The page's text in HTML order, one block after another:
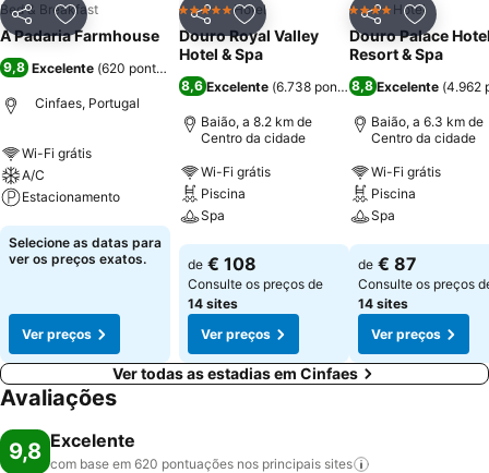
PartilharAdicionar aos favoritos
Bed & Breakfast
A Padaria Farmhouse
9,8 Excelente (620 pontuações
Cinfaes, Portugal
Wi-Fi grátis
A/C
Estacionamento
Ver preços
Selecione as datas para
ver os preços exatos.
Ver preços
PartilharAdicionar aos favoritos
5 EstrelasHotel
Douro Royal Valley
Hotel & Spa
8,6 Excelente (6.738 pontuações)
Baião, a 8.2 km de
Centro da cidade
Wi-Fi grátis
Piscina
Spa
Ver preços
de € 108
Consulte os preços de
14 sites
Ver preços
Partilhar
4 EstrelasHotel
Douro Palace
Resort & Spa
8,8 Excelente (4.962
Baião, a 6.3 km de
Centro da cidade
Wi-Fi grátis
Piscina
Spa
Ver preços
de € 87
Consulte os preços
14 sites
Ver preços
Ver todas as estadias em Cinfaes
Avaliações
9,8 Excelente
com base em 620 pontuações nos principais sites